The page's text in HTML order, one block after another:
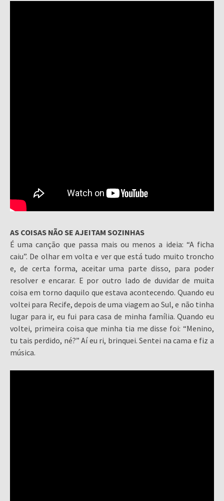
AS COISAS NÃO SE AJEITAM SOZINHAS
É uma canção que passa mais ou menos a ideia: “A ficha
caiu”. De olhar em volta e ver que está tudo muito troncho
e, de certa forma, aceitar uma parte disso, para poder
resolver e encarar. E por outro lado de duvidar de muita
coisa em torno daquilo que estava acontecendo. Quando eu
voltei para Recife, depois de uma viagem ao Sul, e não tinha
lugar para ir, eu fui para casa de minha família. Quando eu
voltei, primeira coisa que minha tia me disse foi: “Menino,
tu tais perdido, né?” Aí eu ri, brinquei. Sentei na cama e fiz a
música.